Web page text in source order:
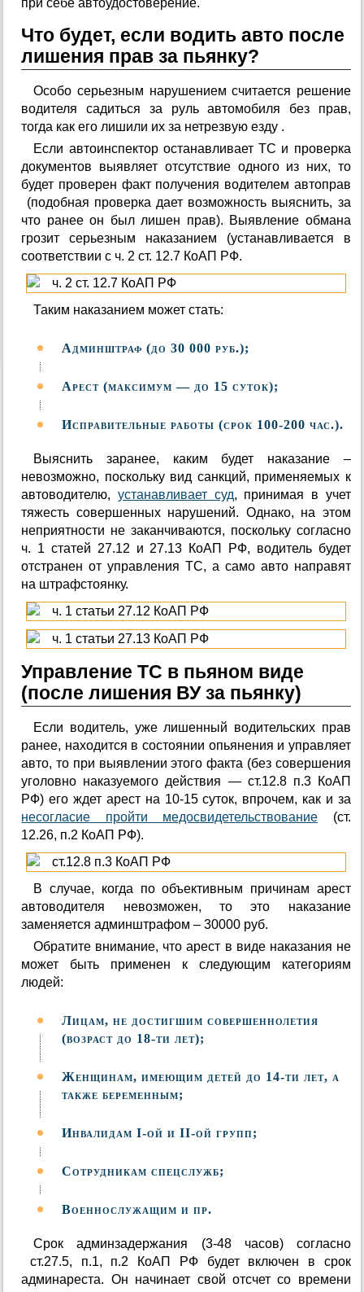
при себе автоудостоверение.
Что будет, если водить авто после
лишения прав за пьянку?
Особо серьезным нарушением считается решение
водителя садиться за руль автомобиля без прав,
тогда как его лишили их за нетрезвую езду .
Если автоинспектор останавливает ТС и проверка
документов выявляет отсутствие одного из них, то
будет проверен факт получения водителем автоправ
(подобная проверка дает возможность выяснить, за
что ранее он был лишен прав). Выявление обмана
грозит серьезным наказанием (устанавливается в
соответствии с ч. 2 ст. 12.7 КоАП РФ.
Таким наказанием может стать:
Админштраф (до 30 000 руб.);
Арест (максимум — до 15 суток);
Исправительные работы (срок 100-200 час.).
Выяснить заранее, каким будет наказание –
невозможно, поскольку вид санкций, применяемых к
автоводителю,устанавливает суд, принимая в учет
тяжесть совершенных нарушений. Однако, на этом
неприятности не заканчиваются, поскольку согласно
ч. 1 статей 27.12 и 27.13 КоАП РФ, водитель будет
отстранен от управления ТС, а само авто направят
на штрафстоянку.
Управление ТС в пьяном виде
(после лишения ВУ за пьянку)
Если водитель, уже лишенный водительских прав
ранее, находится в состоянии опьянения и управляет
авто, то при выявлении этого факта (без совершения
уголовно наказуемого действия — ст.12.8 п.3 КоАП
РФ) его ждет арест на 10-15 суток, впрочем, как и за
несогласие пройти медосвидетельствование (ст.
12.26, п.2 КоАП РФ).
В случае, когда по объективным причинам арест
автоводителя невозможен, то это наказание
заменяется админштрафом – 30000 руб.
Обратите внимание, что арест в виде наказания не
может быть применен к следующим категориям
людей:
Лицам, не достигшим совершеннолетия
(возраст до 18-ти лет);
Женщинам, имеющим детей до 14-ти лет, а
также беременным;
Инвалидам І-ой и ІІ-ой групп;
Сотрудникам спецслужб;
Военнослужащим и пр.
Срок админзадержания (3-48 часов) согласно
ст.27.5, п.1, п.2 КоАП РФ будет включен в срок
админареста. Он начинает свой отсчет со времени